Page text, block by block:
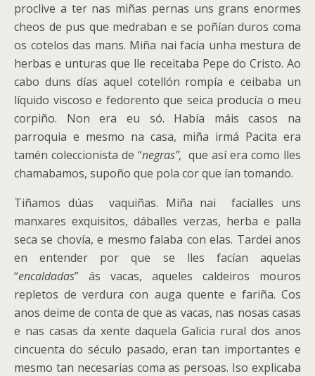
proclive a ter nas miñas pernas uns grans enormes
cheos de pus que medraban e se poñían duros coma
os cotelos das mans. Miña nai facía unha mestura de
herbas e unturas que lle receitaba Pepe do Cristo. Ao
cabo duns días aquel cotellón rompía e ceibaba un
líquido viscoso e fedorento que seica producía o meu
corpiño. Non era eu só. Había máis casos na
parroquia e mesmo na casa, miña irmá Pacita era
tamén coleccionista de “negras”, que así era como lles
chamabamos, supoño que pola cor que ían tomando.
Tiñamos dúas vaquiñas. Miña nai facíalles uns
manxares exquisitos, dáballes verzas, herba e palla
seca se chovía, e mesmo falaba con elas. Tardei anos
en entender por que se lles facían aquelas
“encaldadas” ás vacas, aqueles caldeiros mouros
repletos de verdura con auga quente e fariña. Cos
anos deime de conta de que as vacas, nas nosas casas
e nas casas da xente daquela Galicia rural dos anos
cincuenta do século pasado, eran tan importantes e
mesmo tan necesarias coma as persoas. Iso explicaba